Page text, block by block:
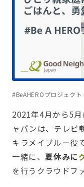
#BeAHEROプロジェク
2021年4月から5
ャパンは、テレビ
キラメイブルー役
一緒に、夏休みに
を行うクラウドフ